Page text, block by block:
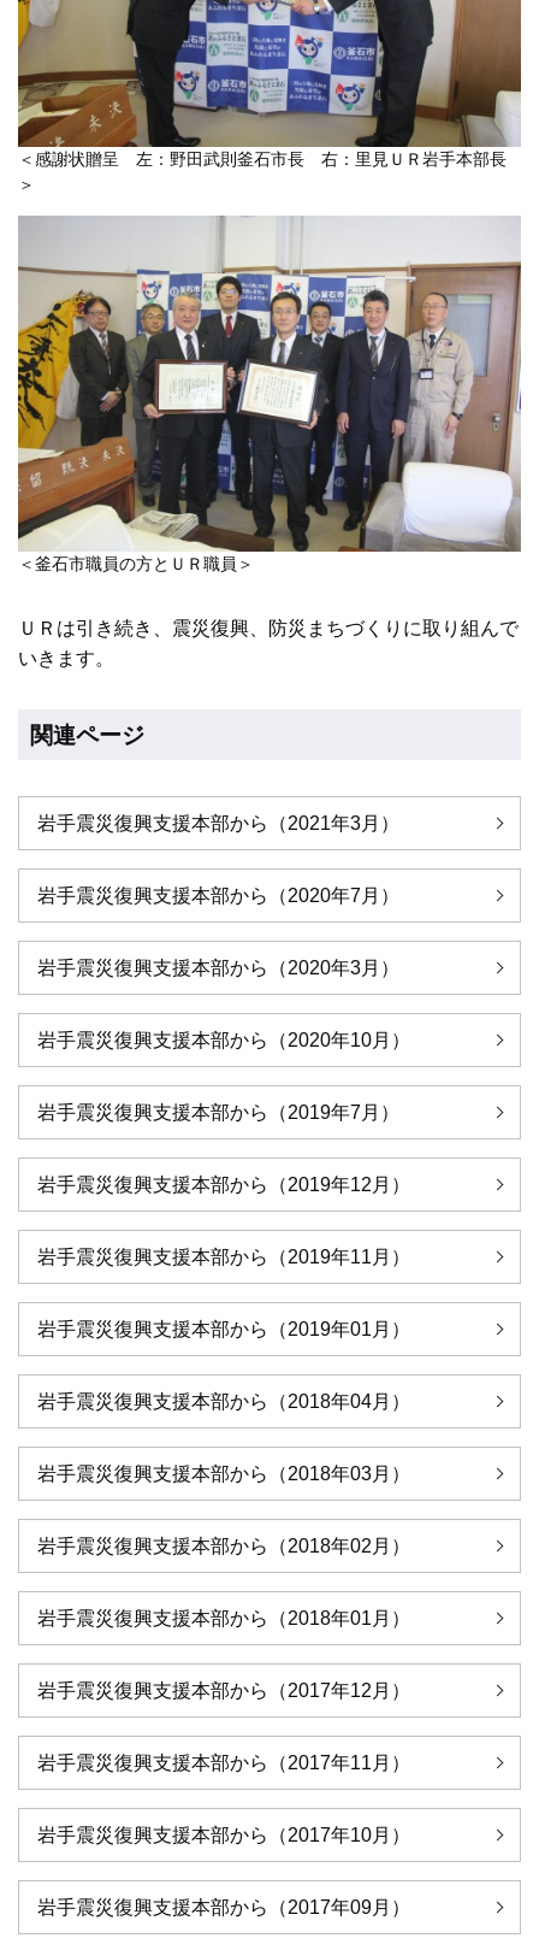
＜感謝状贈呈 左：野田武則釜石市長 右：里見ＵＲ岩手本部長
＞
＜釜石市職員の方とＵＲ職員＞
ＵＲは引き続き、震災復興、防災まちづくりに取り組んで
いきます。
関連ページ
岩手震災復興支援本部から（2021年3月）
岩手震災復興支援本部から（2020年7月）
岩手震災復興支援本部から（2020年3月）
岩手震災復興支援本部から（2020年10月）
岩手震災復興支援本部から（2019年7月）
岩手震災復興支援本部から（2019年12月）
岩手震災復興支援本部から（2019年11月）
岩手震災復興支援本部から（2019年01月）
岩手震災復興支援本部から（2018年04月）
岩手震災復興支援本部から（2018年03月）
岩手震災復興支援本部から（2018年02月）
岩手震災復興支援本部から（2018年01月）
岩手震災復興支援本部から（2017年12月）
岩手震災復興支援本部から（2017年11月）
岩手震災復興支援本部から（2017年10月）
岩手震災復興支援本部から（2017年09月）